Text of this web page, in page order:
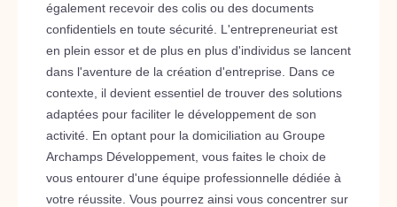
également recevoir des colis ou des documents
confidentiels en toute sécurité. L'entrepreneuriat est
en plein essor et de plus en plus d'individus se lancent
dans l'aventure de la création d'entreprise. Dans ce
contexte, il devient essentiel de trouver des solutions
adaptées pour faciliter le développement de son
activité. En optant pour la domiciliation au Groupe
Archamps Développement, vous faites le choix de
vous entourer d'une équipe professionnelle dédiée à
votre réussite. Vous pourrez ainsi vous concentrer sur